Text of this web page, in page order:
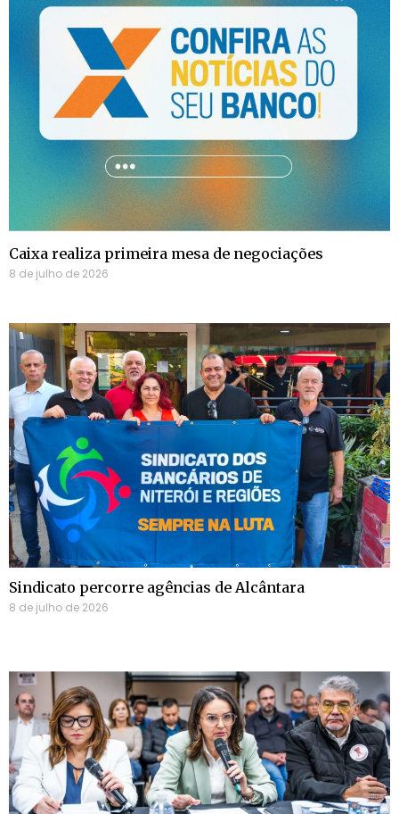
Caixa realiza primeira mesa de negociações
8 de julho de 2026
Sindicato percorre agências de Alcântara
8 de julho de 2026